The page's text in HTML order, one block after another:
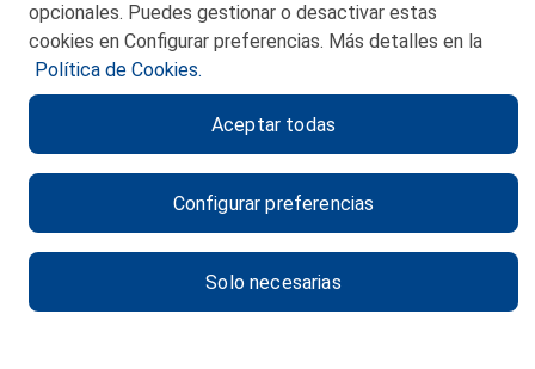
POLITICA DE PRIVACIDAD
POLITICA DE COOKIES
CANAL DE ÉTICA
opcionales. Puedes gestionar o desactivar estas
cookies en Configurar preferencias. Más detalles en la
Política de Cookies.
Configurar preferencias
Solo necesarias
Aceptar todas